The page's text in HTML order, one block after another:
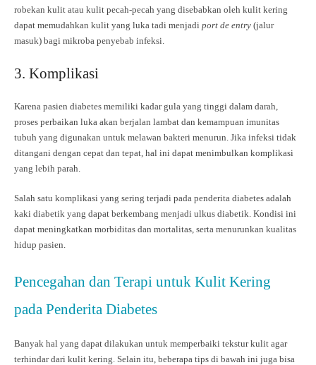
robekan kulit atau kulit pecah-pecah yang disebabkan oleh kulit kering
dapat memudahkan kulit yang luka tadi menjadi port de entry (jalur
masuk) bagi mikroba penyebab infeksi.
3. Komplikasi
Karena pasien diabetes memiliki kadar gula yang tinggi dalam darah,
proses perbaikan luka akan berjalan lambat dan kemampuan imunitas
tubuh yang digunakan untuk melawan bakteri menurun. Jika infeksi tidak
ditangani dengan cepat dan tepat, hal ini dapat menimbulkan komplikasi
yang lebih parah.
Salah satu komplikasi yang sering terjadi pada penderita diabetes adalah
kaki diabetik yang dapat berkembang menjadi ulkus diabetik. Kondisi ini
dapat meningkatkan morbiditas dan mortalitas, serta menurunkan kualitas
hidup pasien.
Pencegahan dan Terapi untuk Kulit Kering
pada Penderita Diabetes
Banyak hal yang dapat dilakukan untuk memperbaiki tekstur kulit agar
terhindar dari kulit kering. Selain itu, beberapa tips di bawah ini juga bisa